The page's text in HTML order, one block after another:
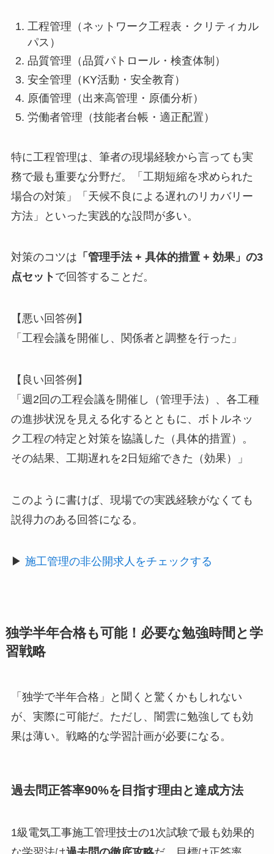
工程管理（ネットワーク工程表・クリティカル
パス）
品質管理（品質パトロール・検査体制）
安全管理（KY活動・安全教育）
原価管理（出来高管理・原価分析）
労働者管理（技能者台帳・適正配置）
特に工程管理は、筆者の現場経験から言っても実
務で最も重要な分野だ。「工期短縮を求められた
場合の対策」「天候不良による遅れのリカバリー
方法」といった実践的な設問が多い。
対策のコツは 「管理手法 + 具体的措置 + 効果」の3
点セット で回答することだ。
【悪い回答例】
「工程会議を開催し、関係者と調整を行った」
【良い回答例】
「週2回の工程会議を開催し（管理手法）、各工種
の進捗状況を見える化するとともに、ボトルネッ
ク工程の特定と対策を協議した（具体的措置）。
その結果、工期遅れを2日短縮できた（効果）」
このように書けば、現場での実践経験がなくても
説得力のある回答になる。
▶ 施工管理の非公開求人をチェックする
独学半年合格も可能！必要な勉強時間と学
習戦略
「独学で半年合格」と聞くと驚くかもしれない
が、実際に可能だ。ただし、闇雲に勉強しても効
果は薄い。戦略的な学習計画が必要になる。
過去問正答率90%を目指す理由と達成方法
1級電気工事施工管理技士の1次試験で最も効果的